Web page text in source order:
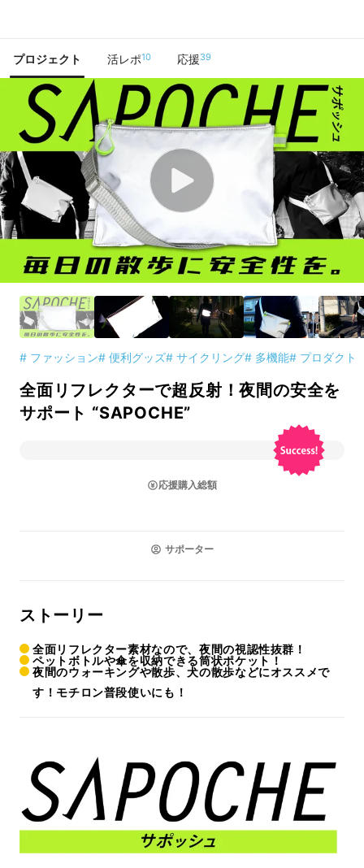
プロジェクト 活レポ10 応援39
# ファッション# 便利グッズ# サイクリング# 多機能# プロダクト
全面リフレクターで超反射！夜間の安全を
サポート “SAPOCHE”
応援購入総額
サポーター
ストーリー
全面リフレクター素材なので、夜間の視認性抜群！
ペットボトルや傘を収納できる筒状ポケット！
夜間のウォーキングや散歩、犬の散歩などにオススメで
す！モチロン普段使いにも！